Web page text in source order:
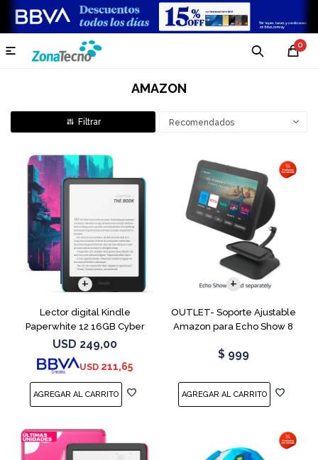
0

AMAZON
Recomendados
Lector digital Kindle
Paperwhite 12 16GB Cyber
City
USD 249,00
USD 211,65
OUTLET- Soporte Ajustable
Amazon para Echo Show 8
$ 999